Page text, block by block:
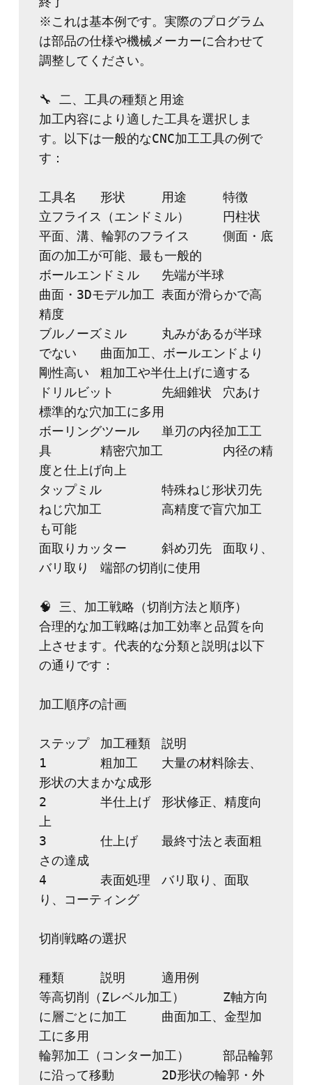
※これは基本例です。実際のプログラム
は部品の仕様や機械メーカーに合わせて
調整してください。
🔧 二、工具の種類と用途
加工内容により適した工具を選択しま
す。以下は一般的なCNC加工工具の例で
す：
工具名	形状	用途	特徴
立フライス（エンドミル）	円柱状
平面、溝、輪郭のフライス	側面・底
面の加工が可能、最も一般的
ボールエンドミル	先端が半球
曲面・3Dモデル加工	表面が滑らかで高
精度
ブルノーズミル	丸みがあるが半球
でない	曲面加工、ボールエンドより
剛性高い	粗加工や半仕上げに適する
ドリルビット	先細錐状	穴あけ
標準的な穴加工に多用
ボーリングツール	単刃の内径加工工
具	精密穴加工	内径の精
度と仕上げ向上
タップミル	特殊ねじ形状刃先
ねじ穴加工	高精度で盲穴加工
も可能
面取りカッター	斜め刃先	面取り、
バリ取り	端部の切削に使用
🧠 三、加工戦略（切削方法と順序）
合理的な加工戦略は加工効率と品質を向
上させます。代表的な分類と説明は以下
の通りです：
加工順序の計画
ステップ	加工種類	説明
1	粗加工	大量の材料除去、
形状の大まかな成形
2	半仕上げ	形状修正、精度向
上
3	仕上げ	最終寸法と表面粗
さの達成
4	表面処理	バリ取り、面取
り、コーティング
切削戦略の選択
種類	説明	適用例
等高切削（Zレベル加工）	Z軸方向
に層ごとに加工	曲面加工、金型加
工に多用
輪郭加工（コンター加工）	部品輪郭
に沿って移動	2D形状の輪郭・外